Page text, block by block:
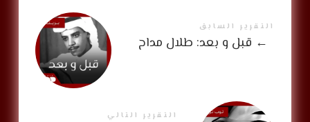
التقرير السابق
← قبل و بعد: طلال مداح
التقرير التالي